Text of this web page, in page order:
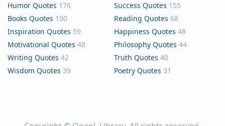
Humor Quotes 176 Success Quotes 155
Books Quotes 100 Reading Quotes 68
Inspiration Quotes 59 Happiness Quotes 48
Motivational Quotes 48 Philosophy Quotes 44
Writing Quotes 42 Truth Quotes 40
Wisdom Quotes 39 Poetry Quotes 31